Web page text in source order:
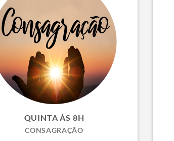
QUINTA ÁS 8H
CONSAGRAÇÃO